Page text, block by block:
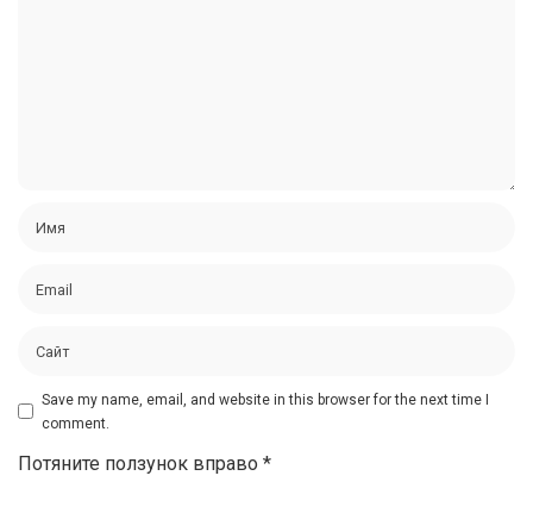
Save my name, email, and website in this browser for the next time I
comment.
Потяните ползунок вправо *